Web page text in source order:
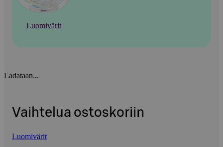
Luomivärit
Ladataan...
Vaihtelua ostoskoriin
Luomivärit